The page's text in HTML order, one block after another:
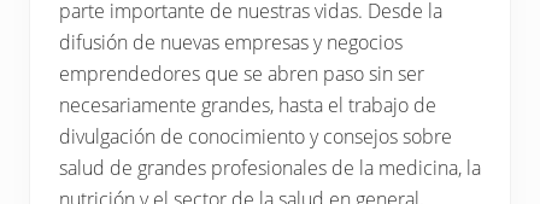
parte importante de nuestras vidas. Desde la
difusión de nuevas empresas y negocios
emprendedores que se abren paso sin ser
necesariamente grandes, hasta el trabajo de
divulgación de conocimiento y consejos sobre
salud de grandes profesionales de la medicina, la